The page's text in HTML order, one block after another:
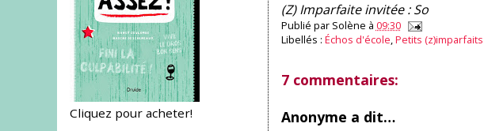
Cliquez pour acheter!
(Z) Imparfaite invitée : So
Publié par Solène à 09:30
Libellés : Échos d'école,Petits (z)imparfaits
7 commentaires:
Anonyme a dit…